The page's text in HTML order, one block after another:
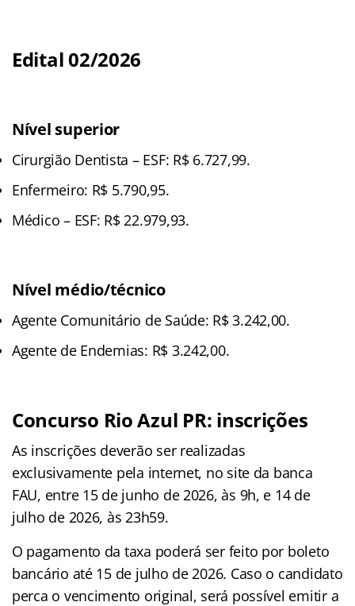
Edital 02/2026
Nível superior
Cirurgião Dentista – ESF: R$ 6.727,99.
Enfermeiro: R$ 5.790,95.
Médico – ESF: R$ 22.979,93.
Nível médio/técnico
Agente Comunitário de Saúde: R$ 3.242,00.
Agente de Endemias: R$ 3.242,00.
Concurso Rio Azul PR: inscrições
As inscrições deverão ser realizadas
exclusivamente pela internet, no site da banca
FAU, entre 15 de junho de 2026, às 9h, e 14 de
julho de 2026, às 23h59.
O pagamento da taxa poderá ser feito por boleto
bancário até 15 de julho de 2026. Caso o candidato
perca o vencimento original, será possível emitir a